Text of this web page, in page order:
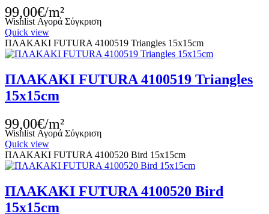
99,00€/m²
Wishlist Αγορά Σύγκριση
Quick view
ΠΛΑΚΑΚΙ FUTURA 4100519 Triangles 15x15cm
ΠΛΑΚΑΚΙ FUTURA 4100519 Triangles
15x15cm
99,00€/m²
Wishlist Αγορά Σύγκριση
Quick view
ΠΛΑΚΑΚΙ FUTURA 4100520 Bird 15x15cm
ΠΛΑΚΑΚΙ FUTURA 4100520 Bird
15x15cm